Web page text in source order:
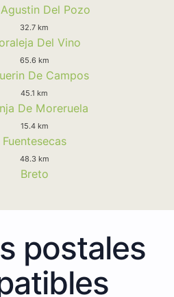
Del Pozo
32.7 km
Del Vino
65.6 km
De Campos
45.1 km
De Moreruela
15.4 km
Fuentesecas
48.3 km
Breto
postales